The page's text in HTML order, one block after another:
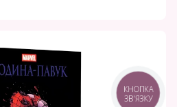
КНОПКА
ЗВ'ЯЗКУ